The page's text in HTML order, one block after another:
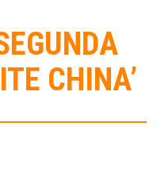
CHINA’